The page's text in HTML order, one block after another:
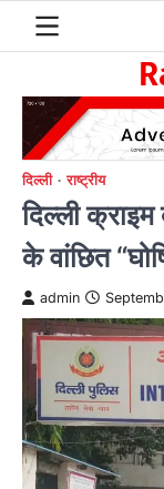
दिल्ली राष्ट्रीय
दिल्ली
के वांछित
admin